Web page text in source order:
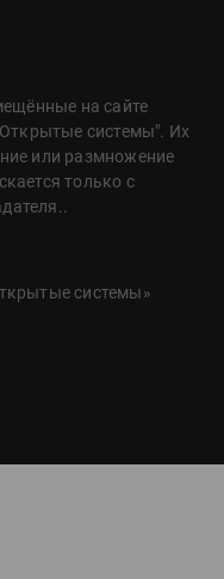
на сайте
системы". Их
или размножение
только с
системы»